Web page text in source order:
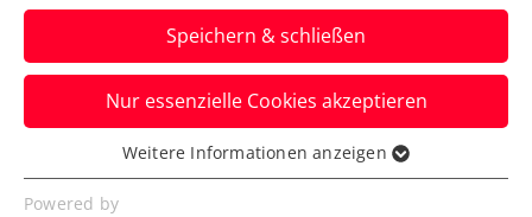
(Fast) alles live:
Startschuss zu win2day
Open – Die Tennis-
Staatsmeisterschaften
Ab dem ersten Spieltag wird unter
Speichern & schließen
Nur essenzielle Cookies akzeptieren
Essenziell
Essenzielle Cookies werden für grundlegende
Weitere Informationen anzeigen
Powered by